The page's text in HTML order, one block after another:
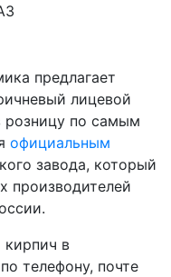
предлагает
лицевой
розницу по самым
официальным
завода, который
производителей
кирпич в
телефону, почте